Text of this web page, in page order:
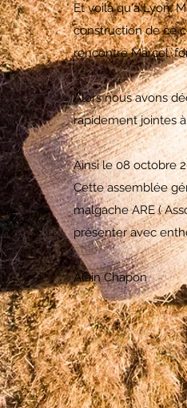
Et voilà qu'à Lyon,
construction de ce
rencontré Marcel,
Alors nous avons
rapidement jointes
Ainsi le 08 octobre
Cette assemblée
malgache ARE (
présenter avec
Alain Chapon